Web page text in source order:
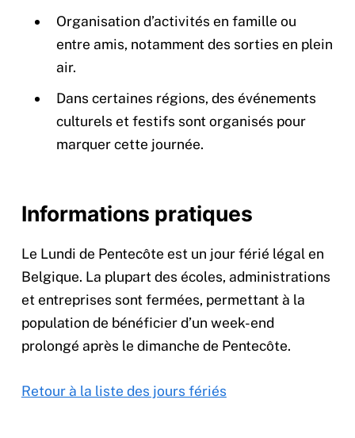
Organisation d’activités en famille ou
entre amis, notamment des sorties en plein
air.
Dans certaines régions, des événements
culturels et festifs sont organisés pour
marquer cette journée.
Informations pratiques
Le Lundi de Pentecôte est un jour férié légal en
Belgique. La plupart des écoles, administrations
et entreprises sont fermées, permettant à la
population de bénéficier d’un week-end
prolongé après le dimanche de Pentecôte.
Retour à la liste des jours fériés